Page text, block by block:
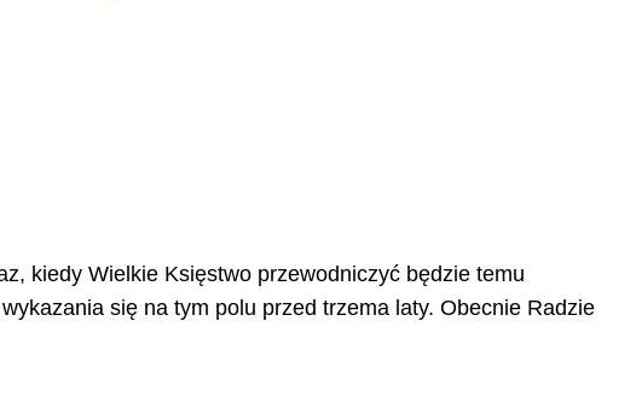
kiedy Wielkie Księstwo przewodniczyć będzie temu
się na tym polu przed trzema laty. Obecnie Radzie